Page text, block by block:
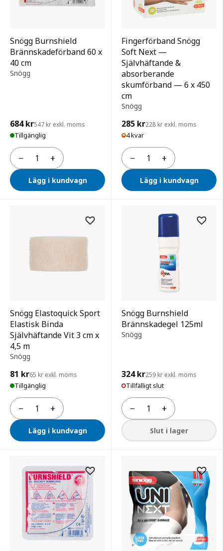
Snögg Burnshield
Brännskadeförband 60 x
40 cm
Snögg
684 kr547 kr exkl. moms
Tillgänglig
−
Antal +
Lägg i kundvagn
Fingerförband Snögg
Soft Next —
Självhäftande &
absorberande
skumförband — 6 x 450
cm
Snögg
285 kr228 kr exkl. moms
4 kvar
−
Antal +
Lägg i kundvagn
Snögg Elastoquick Sport
Elastisk Binda
Självhäftande Vit 3 cm x
4,5 m
Snögg
81 kr65 kr exkl. moms
Tillgänglig
−
Antal +
Lägg i kundvagn
Snögg Burnshield
Brännskadegel 125ml
Snögg
324 kr259 kr exkl. moms
Tillfälligt slut
−
Antal +
Slut i lager